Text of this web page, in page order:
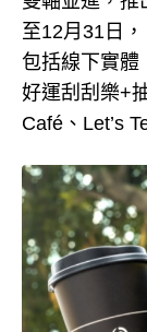
至12月31日
包括線下實體
好運刮刮樂+
Café、Let’s